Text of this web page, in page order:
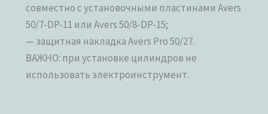
совместно с установочными пластинами Avers
50/7-DP-11 или Avers 50/8-DP-15;
— защитная накладка Avers Pro 50/27.
ВАЖНО: при установке цилиндров не
использовать электроинструмент.